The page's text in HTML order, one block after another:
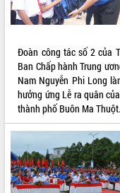
Lễ phát động chuỗi hoạt
tay làm sạch môi trường
công tác cải cách hành chính
mới
UBND tỉnh họp báo định kỳ
năm 2026
Hội thảo khoa học “Giải pháp
phát triển nền kinh tế xanh
Đắk Lắk”
Tăng cường giám sát, đôn
hiện nhiệm vụ quản lý tài sản
hàng tuần
Đoàn công tác số 2 của
Ban Chấp hành Trung
Nam Nguyễn Phi Long
hưởng ứng Lễ ra quân
thành phố Buôn Ma Thuột.